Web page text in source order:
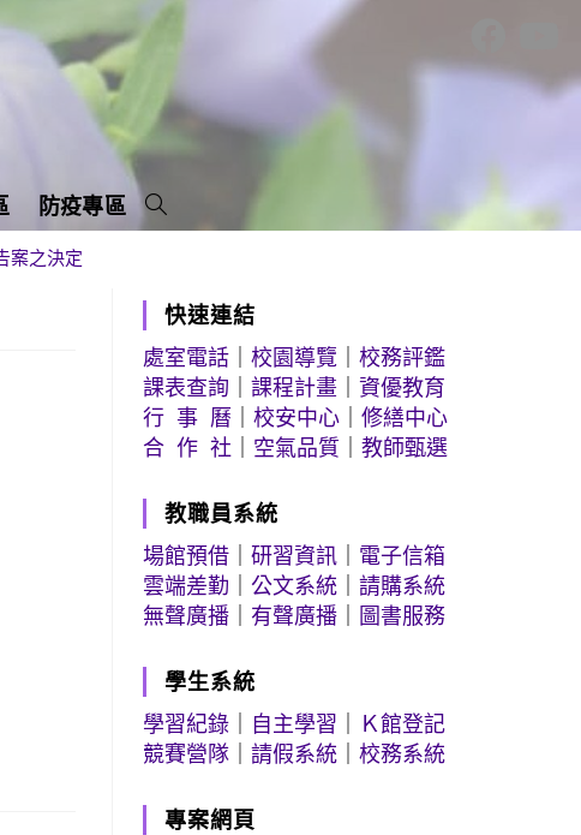
防疫專區
案之決定
快速連結
處室電話 ｜校園導覽 ｜校務評鑑
課表查詢 ｜課程計畫 ｜資優教育
行 事 曆 ｜校安中心 ｜修繕中心
合 作 社
空氣品質 ｜教師甄選
教職員系統
場館預借 ｜研習資訊
電子信箱
雲端差勤 ｜公文系統 ｜請購系統
無聲廣播
有聲廣播 圖書服務
學生系統
學習紀錄
自主學習
Ｋ館登記
競賽營隊 ｜請假系統 ｜校務系統
專案網頁